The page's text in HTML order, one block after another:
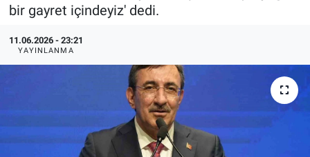
bir gayret içindeyiz' dedi.
11.06.2026 - 23:21
YAYINLANMA